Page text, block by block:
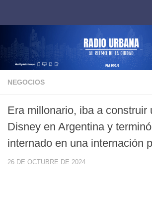
NEGOCIOS
Era millonario, iba a construir
Disney en Argentina y
internado en una internación
26 DE OCTUBRE DE 2024